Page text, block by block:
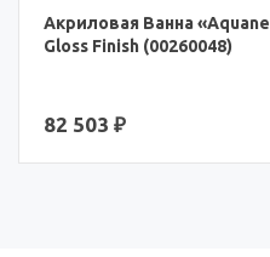
Акриловая Ванна
Gloss Finish (00260048)
82 503 ₽